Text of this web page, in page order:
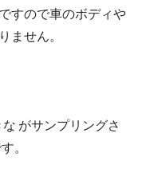
すので車のボディや
ません。
がサンプリングさ
。